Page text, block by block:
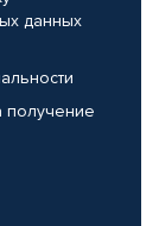
данных
получение